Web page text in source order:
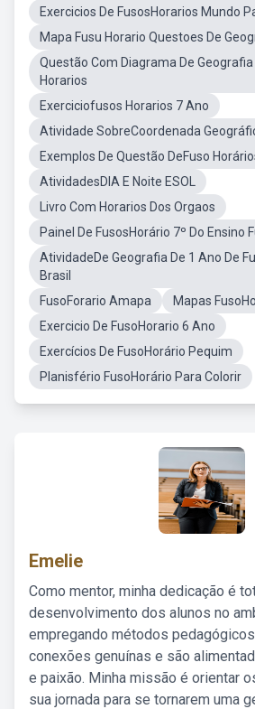
Exercicios De FusosHorarios Mundo
Mapa Fusu Horario Questoes De
Questão Com Diagrama De
Horarios
Exerciciofusos Horarios 7 Ano
Atividade SobreCoordenada
Exemplos De Questão DeFuso
AtividadesDIA E Noite ESOL
Livro Com Horarios Dos Orgaos
Painel De FusosHorário 7º Do Ensino
AtividadeDe Geografia De 1 Ano De
Brasil
FusoForario Amapa
Mapas
Exercicio De FusoHorario 6 Ano
Exercícios De FusoHorário Pequim
Planisfério FusoHorário Para Colorir
Emelie
Como mentor, minha dedicação é
desenvolvimento dos alunos no
empregando métodos
conexões genuínas e são
e paixão. Minha missão é orientar
sua jornada para se tornarem uma